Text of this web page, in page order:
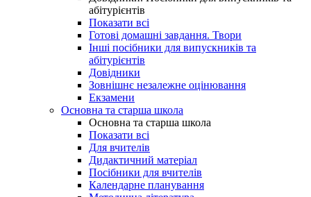
абітурієнтів
Показати всі
Готові домашні завдання. Твори
Інші посібники для випускників та
абітурієнтів
Довідники
Зовнішнє незалежне оцінювання
Екзамени
Основна та старша школа
Основна та старша школа
Показати всі
Для вчителів
Дидактичний матеріал
Посібники для вчителів
Календарне планування